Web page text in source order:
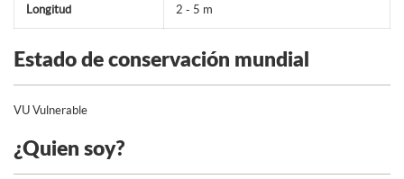
Longitud 2 - 5 m
Estado de conservación mundial
VU Vulnerable
¿Quien soy?